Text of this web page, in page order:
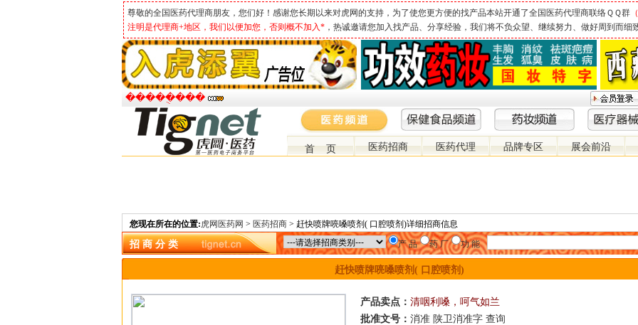
尊敬的全国医药代理商朋友，您们好！感谢您长期以来对虎网的支持，为了使您更方便的找产品本站开通了全国医药代理商联络ＱＱ群
注明是代理商+地区，我们以便加您，否则概不加入* ，热诚邀请您加入找产品、分享经验，我们将不负众望、继续努力、做好周到而
�����ֻ���
首 页 医药招商 医药代理 品牌专区 展会前沿
您现在所在的位置:虎网医药网 > 医药招商> 赶快喷牌喨嗓喷剂( 口腔喷剂)详细招商信息
招 商 分 类 产 品 药 厂 功 能
赶快喷牌喨嗓喷剂( 口腔喷剂)
产品卖点： 清咽利嗓，呵气如兰
批准文号： 消准 陕卫消准字 查询